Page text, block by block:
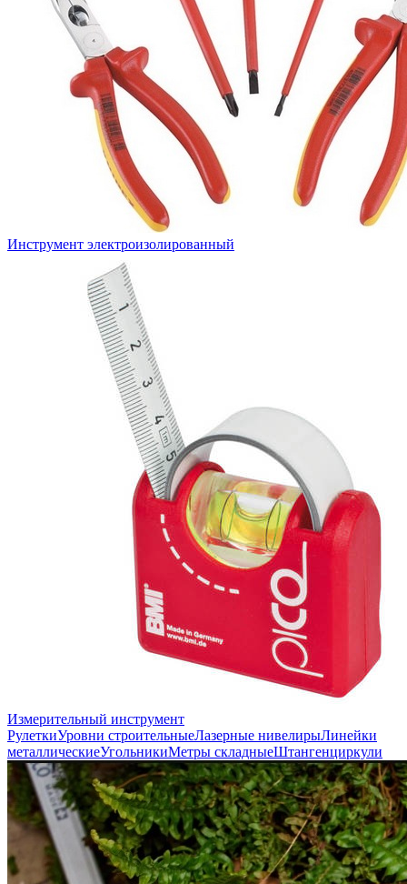
Инструмент электроизолированный
Измерительный инструмент
РулеткиУровни строительныеЛазерные нивелирыЛинейки
металлическиеУгольникиМетры складныеШтангенциркули